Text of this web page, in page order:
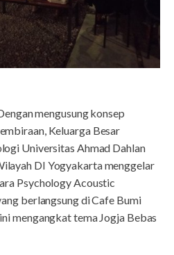
mengusung konsep
Keluarga Besar
Universitas Ahmad Dahlan
DI Yogyakarta menggelar
Psychology Acoustic
berlangsung di Cafe Bumi
mengangkat tema Jogja Bebas